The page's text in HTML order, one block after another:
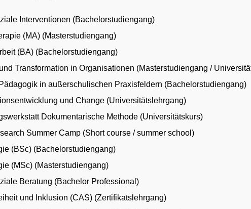
Interventionen (Bachelorstudiengang)
(MA) (Masterstudiengang)
(BA) (Bachelorstudiengang)
Transformation in Organisationen (Masterstudiengang /
in außerschulischen Praxisfeldern (Bachelorstudiengang)
und Change (Universitätslehrgang)
Dokumentarische Methode (Universitätskurs)
Summer Camp (Short course / summer school)
(BSc) (Bachelorstudiengang)
(MSc) (Masterstudiengang)
Beratung (Bachelor Professional)
und Inklusion (CAS) (Zertifikatslehrgang)